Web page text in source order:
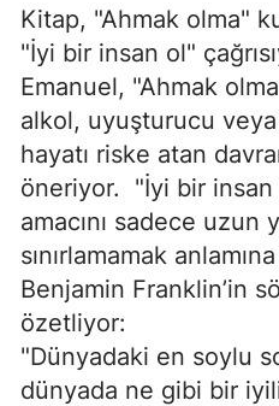
Kitap, "Ahmak olma"
"İyi bir insan ol"
Emanuel, "Ahmak
alkol, uyuşturucu veya
hayatı riske atan
öneriyor. "İyi bir
amacını sadece uzun
sınırlamamak
Benjamin Franklin’in
özetliyor:
"Dünyadaki en soylu
dünyada ne gibi bir